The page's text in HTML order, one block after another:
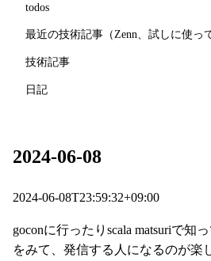
todos
最近の技術記事（Zenn、試しに使っ
技術記事
日記
2024-06-08
2024-06-08T23:59:32+09:00
goconに行ったりscala matsuriで知
をみて、発信する人になるのが楽